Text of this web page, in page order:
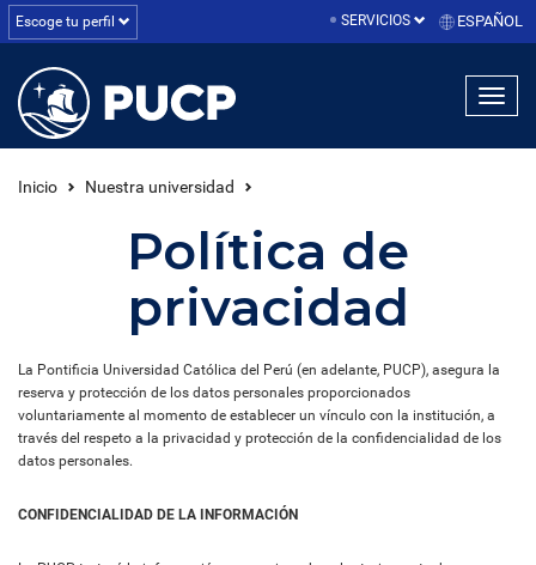
Escoge tu perfil SERVICIOS ESPAÑOL
Inicio Nuestra universidad
Política de
privacidad
La Pontificia Universidad Católica del Perú (en adelante, PUCP), asegura la
reserva y protección de los datos personales proporcionados
voluntariamente al momento de establecer un vínculo con la institución, a
través del respeto a la privacidad y protección de la confidencialidad de los
datos personales.
CONFIDENCIALIDAD DE LA INFORMACIÓN